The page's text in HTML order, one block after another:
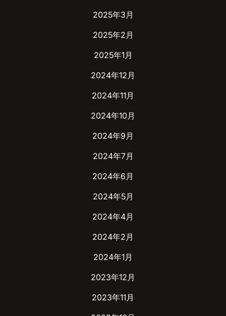
2025年3月
2025年2月
2025年1月
2024年12月
2024年11月
2024年10月
2024年9月
2024年7月
2024年6月
2024年5月
2024年4月
2024年2月
2024年1月
2023年12月
2023年11月